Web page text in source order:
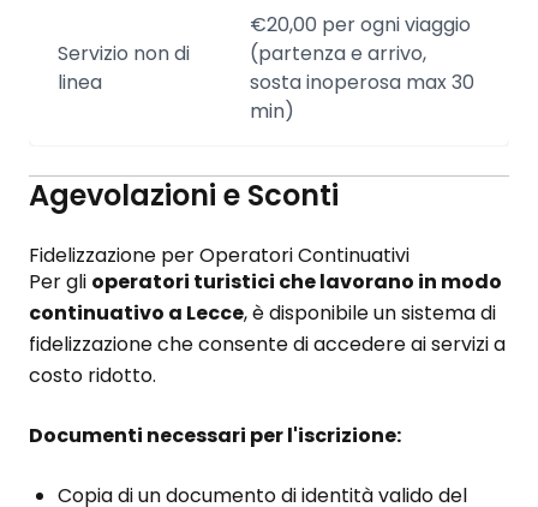
Servizio non di
linea
€20,00 per ogni viaggio
(partenza e arrivo,
sosta inoperosa max 30
min)
Agevolazioni e Sconti
Fidelizzazione per Operatori Continuativi
Per gli operatori turistici che lavorano in modo
continuativo a Lecce, è disponibile un sistema di
fidelizzazione che consente di accedere ai servizi a
costo ridotto.
Documenti necessari per l'iscrizione:
Copia di un documento di identità valido del